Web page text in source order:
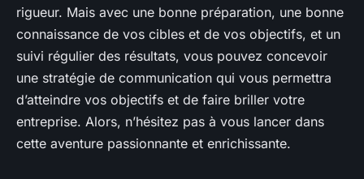
rigueur. Mais avec une bonne préparation, une bonne
connaissance de vos cibles et de vos objectifs, et un
suivi régulier des résultats, vous pouvez concevoir
une stratégie de communication qui vous permettra
d’atteindre vos objectifs et de faire briller votre
entreprise. Alors, n’hésitez pas à vous lancer dans
cette aventure passionnante et enrichissante.